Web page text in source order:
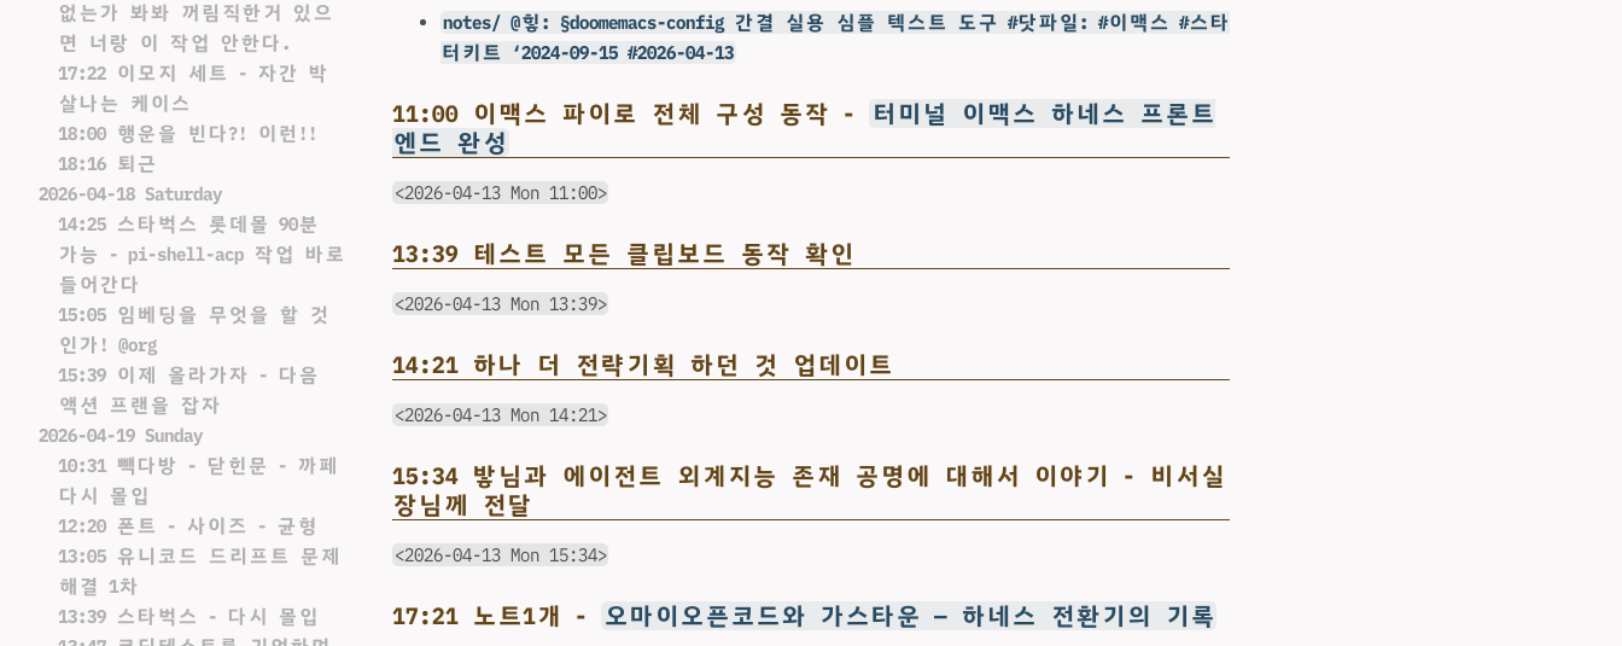
없는가 봐봐 꺼림직한거 있으
면 너랑 이 작업 안한다.
17:22 이모지 세트 - 자간 박
살나는 케이스
18:00 행운을 빈다?! 이런!!
18:16 퇴근
2026-04-18 Saturday
14:25 스타벅스 롯데몰 90분
가능 - pi-shell-acp 작업 바로
들어간다
15:05 임베딩을 무엇을 할 것
인가! @org
15:39 이제 올라가자 - 다음
액션 프랜을 잡자
2026-04-19 Sunday
10:31 빽다방 - 닫힌문 - 까페
다시 몰입
12:20 폰트 - 사이즈 - 균형
13:05 유니코드 드리프트 문제
해결 1차
13:39 스타벅스 - 다시 몰입
notes/ @힣: §doomemacs-config 간결 실용 심플 텍스트 도구 #닷파일: #이맥스 #스타
터키트 ‘2024-09-15 #2026-04-13
11:00 이맥스 파이로 전체 구성 동작 -
터미널 이맥스 하네스 프론트
엔드 완성
<2026-04-13 Mon 11:00>
13:39 테스트 모든 클립보드 동작 확인
<2026-04-13 Mon 13:39>
14:21 하나 더 전략기획 하던 것 업데이트
<2026-04-13 Mon 14:21>
15:34 밯님과 에이전트 외계지능 존재 공명에 대해서 이야기 - 비서실
장님께 전달
<2026-04-13 Mon 15:34>
17:21 노트1개 - 오마이오픈코드와 가스타운 — 하네스 전환기의 기록